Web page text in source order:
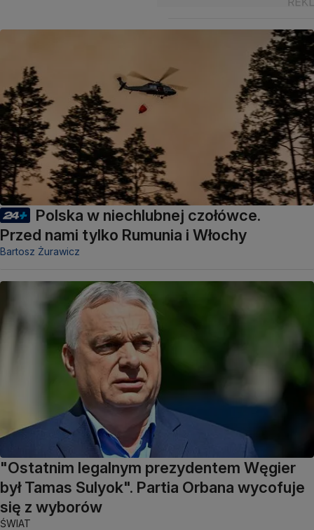
Polska w niechlubnej czołówce.
Przed nami tylko Rumunia i Włochy
Bartosz Żurawicz
"Ostatnim legalnym prezydentem Węgier
był Tamas Sulyok". Partia Orbana wycofuje
się z wyborów
ŚWIAT